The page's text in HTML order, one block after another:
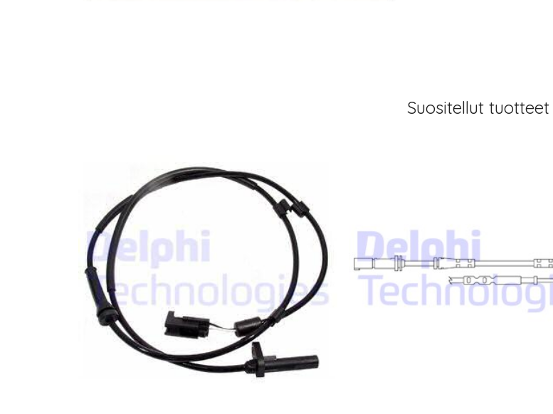
Suositellut tuotteet